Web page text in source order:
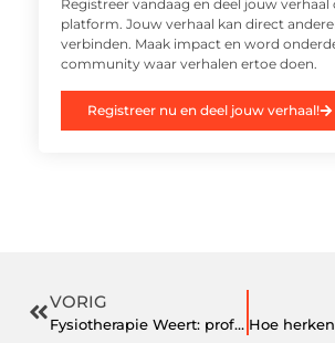
Registreer vandaag en deel jouw verhaal
platform. Jouw verhaal kan direct
verbinden. Maak impact en word
community waar verhalen ertoe doen.
Registreer nu en deel jouw verhaal!
VORIG
Fysiotherapie Weert: professionele zorg voor herstel en preventie